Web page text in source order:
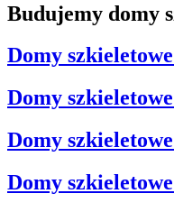
Budujemy domy
Domy
Domy
Domy
Domy